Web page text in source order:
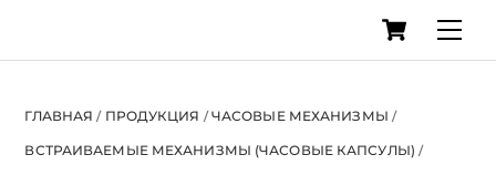
Cart
ГЛАВНАЯ / ПРОДУКЦИЯ /ЧАСОВЫЕ МЕХАНИЗМЫ /
ВСТРАИВАЕМЫЕ МЕХАНИЗМЫ (ЧАСОВЫЕ КАПСУЛЫ) /